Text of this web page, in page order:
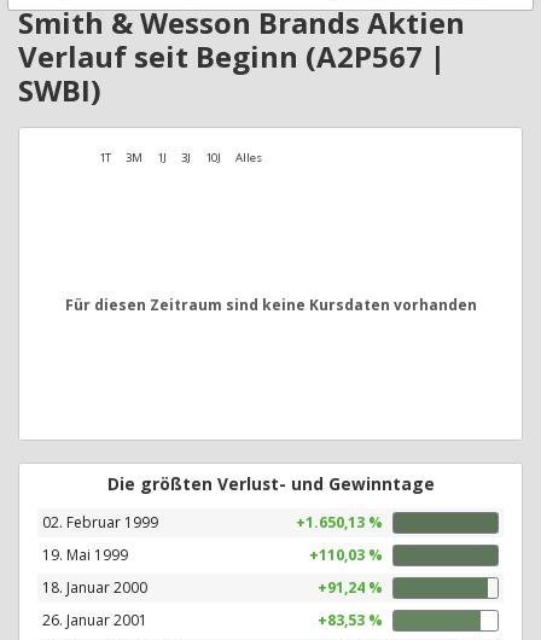
Smith & Wesson Brands Aktien
Verlauf seit Beginn (A2P567 |
SWBI)
1T 3M 1J 3J 10J Alles
Für diesen Zeitraum sind keine Kursdaten vorhanden
Die größten Verlust- und Gewinntage
02. Februar 1999
+1.650,13 %
19. Mai 1999
+110,03 %
18. Januar 2000
+91,24 %
26. Januar 2001
+83,53 %